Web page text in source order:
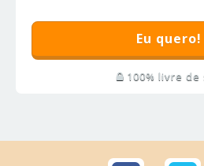
Eu quero!
100% livre de